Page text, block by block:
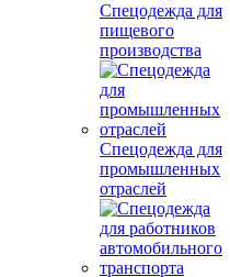
Спецодежда для
пищевого
производства
Спецодежда для
промышленных
отраслей